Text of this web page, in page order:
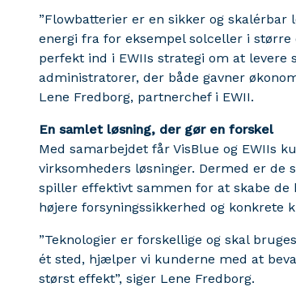
”Flowbatterier er en sikker og
energi fra for eksempel solceller i
perfekt ind i EWIIs strategi om at levere
administratorer, der både gavner
Lene Fredborg, partnerchef i EWII.
En samlet løsning, der gør en forskel
Med samarbejdet får VisBlue og EWIIs
virksomheders løsninger. Dermed er de
spiller effektivt sammen for at skabe
højere forsyningssikkerhed og konkrete
”Teknologier er forskellige og skal
ét sted, hjælper vi kunderne med at
størst effekt”, siger Lene Fredborg.